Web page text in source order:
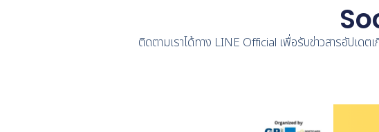
ติดตามเราได้ทาง LINE Official เพื่อรับข่าวสารอัปเ